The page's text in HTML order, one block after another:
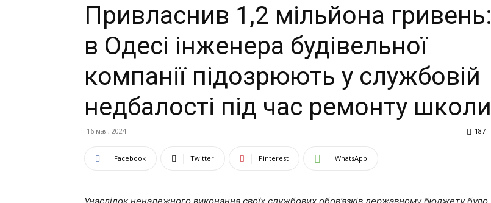
Привласнив 1,2 мільйона гривень:
в Одесі інженера будівельної
компанії підозрюють у службовій
недбалості під час ремонту школи
16 мая, 2024 187
Facebook Twitter Pinterest WhatsApp